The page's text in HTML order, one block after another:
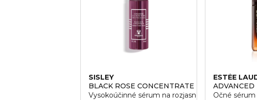
SISLEY
BLACK ROSE CONCENTRATE
Vysokoúčinné sérum na rozjasnenie pleti
ESTÉE
ADVANCED
Očné sérum